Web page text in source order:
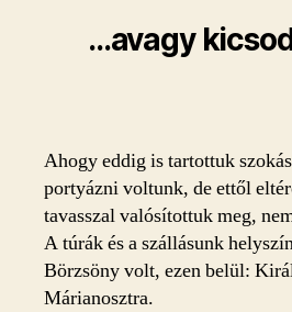
…avagy
Ahogy eddig is tartottuk
portyázni voltunk, de ettől
tavasszal valósítottuk meg,
A túrák és a szállásunk
Börzsöny volt, ezen belül:
Márianosztra.